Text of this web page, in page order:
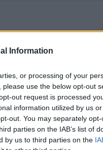
Information
or processing of your
use the below opt-out
out request is processed
information utilized by us
out. You may separately
parties on the IAB’s list of
by us to third parties on the
beidzies